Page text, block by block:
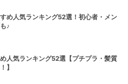
め人気ランキング52選！初心者・メン
♪
人気ランキング52選【プチプラ・髪質
】